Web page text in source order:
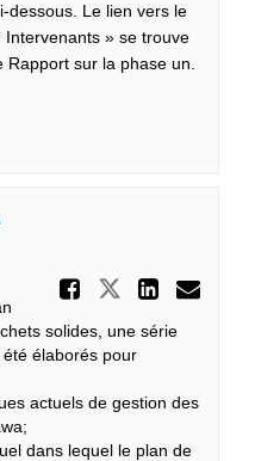
dessous. Le lien vers le
Intervenants » se trouve
Rapport sur la phase un.
Partager
solides, une série
élaborés pour
actuels de gestion des
dans lequel le plan de